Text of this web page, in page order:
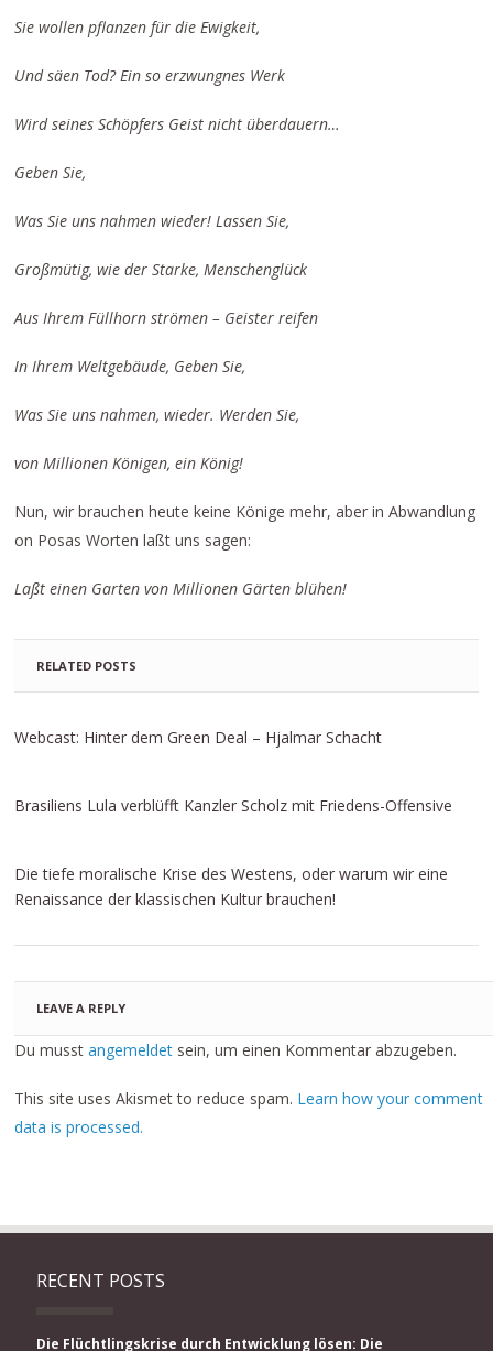
Sie wollen pflanzen für die Ewigkeit,
Und säen Tod? Ein so erzwungnes Werk
Wird seines Schöpfers Geist nicht überdauern…
Geben Sie,
Was Sie uns nahmen wieder! Lassen Sie,
Großmütig, wie der Starke, Menschenglück
Aus Ihrem Füllhorn strömen – Geister reifen
In Ihrem Weltgebäude, Geben Sie,
Was Sie uns nahmen, wieder. Werden Sie,
von Millionen Königen, ein König!
Nun, wir brauchen heute keine Könige mehr, aber in Abwandlung
on Posas Worten laßt uns sagen:
Laßt einen Garten von Millionen Gärten blühen!
RELATED POSTS
Webcast: Hinter dem Green Deal – Hjalmar Schacht
Brasiliens Lula verblüfft Kanzler Scholz mit Friedens-Offensive
Die tiefe moralische Krise des Westens, oder warum wir eine
Renaissance der klassischen Kultur brauchen!
LEAVE A REPLY
Du musstangemeldet sein, um einen Kommentar abzugeben.
This site uses Akismet to reduce spam. Learn how your comment
data is processed.
RECENT POSTS
Die Flüchtlingskrise durch Entwicklung lösen: Die